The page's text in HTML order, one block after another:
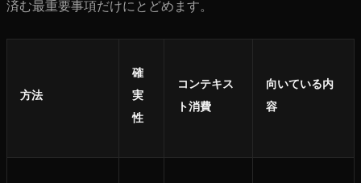
済む最重要事項だけにとどめます。
方法
確
実
性
コンテキス
ト消費
向いている内
容